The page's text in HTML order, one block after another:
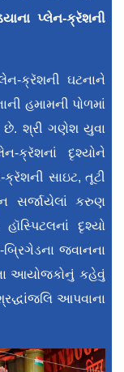
પ્લેન-ક્રૅશની
ક્રૅશની ઘટનાને
હમામની પોળમાં
છે. શ્રી ગણેશ યુવા
ક્રૅશનાં દૃશ્યોને
ક્રૅશની સાઇટ, તૂટી
સર્જાયેલાં કરુણ
દૃશ્યો
જવાનના
આયોજકોનું કહેવું
આપવાના